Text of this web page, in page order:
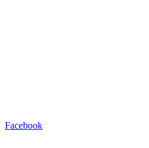
Facebook